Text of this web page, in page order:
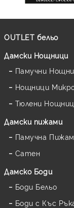
OUTLET бельо
Дамски Нощници
Памучни
Нощници
Тюлени
Дамски пижами
Памучна
Сатен
Дамскo Боди
Боди Бельо
Боди с Къс